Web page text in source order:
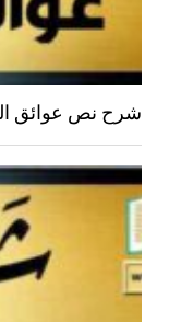
شرح نص عوائق